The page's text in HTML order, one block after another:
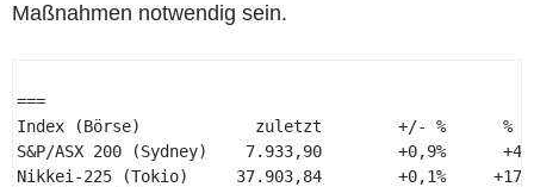
Maßnahmen notwendig sein.
===
Index (Börse)            zuletzt        +/- %      %
S&P/ASX 200 (Sydney)    7.933,90        +0,9%
Nikkei-225 (Tokio)     37.903,84        +0,1%